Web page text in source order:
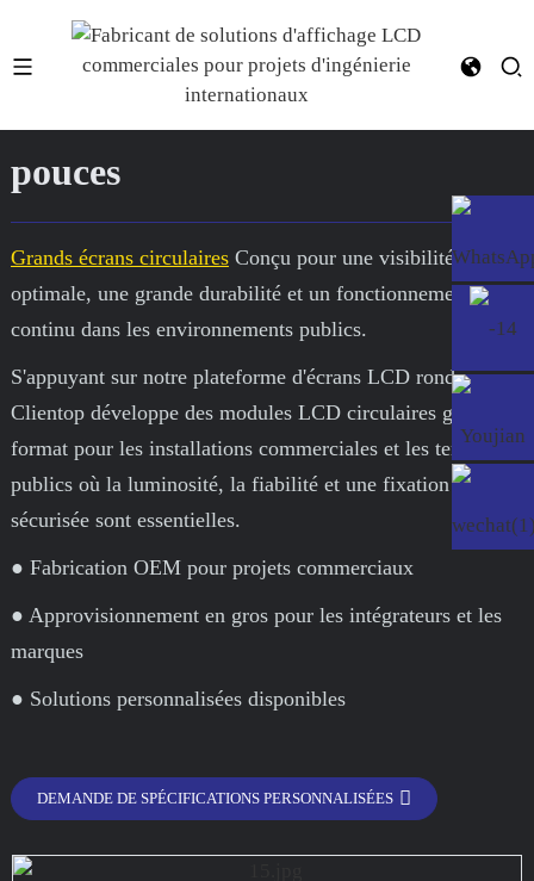
Écran LCD rond de 15,7
pouces
Grands écrans circulairesConçu pour une visibilité
optimale, une grande durabilité et un fonctionnement
continu dans les environnements publics.
S'appuyant sur notre plateforme d'écrans LCD ronds,
Clientop développe des modules LCD circulaires grand
format pour les installations commerciales et les terminaux
publics où la luminosité, la fiabilité et une fixation
sécurisée sont essentielles.
● Fabrication OEM pour projets commerciaux
● Approvisionnement en gros pour les intégrateurs et les
marques
● Solutions personnalisées disponibles
DEMANDE DE SPÉCIFICATIONS PERSONNALISÉES